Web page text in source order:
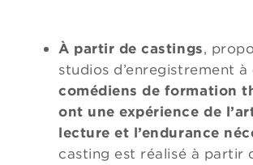
À partir de castings,
studios d’enregistrement à
comédiens de formation
ont une expérience de
lecture et l’endurance
casting est réalisé à partir